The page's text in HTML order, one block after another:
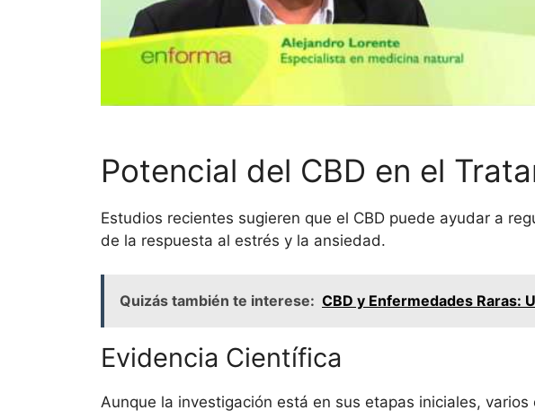
Potencial del CBD en el
Estudios recientes sugieren que el CBD puede ayudar a
de la respuesta al estrés y la ansiedad.
Quizás también te interese: CBD y Enfermedades Raras:
Evidencia Científica
Aunque la investigación está en sus etapas iniciales,